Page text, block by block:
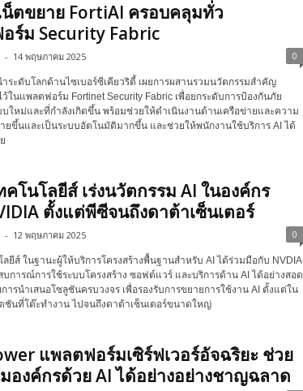
น็ตขยาย FortiAI ครอบคลุมทั่ว
ร์ม Security Fabric
- 14 พฤษภาคม 2025 0
ระดับโลกด้านไซเบอร์ซีเคียวริตี้ เผยการผสานรวมนวัตกรรมสำคัญ
ว้ในแพลตฟอร์ม Fortinet Security Fabric เพื่อยกระดับการป้องกันภัย
ใหม่และที่กำลังเกิดขึ้น พร้อมช่วยให้ดำเนินงานด้านเครือข่ายและความ
ยขึ้นและเป็นระบบอัตโนมัติมากขึ้น และช่วยให้พนักงานใช้บริการ AI ได้
คโนโลยีส์ เร่งนวัตกรรม AI ในองค์กร
ตั้งแต่พีซีจนถึงดาต้าเซ็นเตอร์
- 12 พฤษภาคม 2025 0
ลยีส์ ในฐานะผู้ให้บริการโครงสร้างพื้นฐานสำหรับ AI ได้ร่วมมือกับ NVDIA
บการณ์การใช้ระบบโครงสร้าง ซอฟต์แวร์ และบริการด้าน AI ได้อย่างสอด
ารนำเสนอโซลูชันครบวงจร เพื่อรองรับการขยายการใช้งาน AI ตั้งแต่ใน
ตชันที่โต๊ะทำงาน ไปจนถึงดาต้าเซ็นเตอร์ขนาดใหญ่
แพลตฟอร์มเซิร์ฟเวอร์อัจฉริยะ ช่วย
องค์กรด้วย AI ได้อย่างอย่างชาญฉลาด